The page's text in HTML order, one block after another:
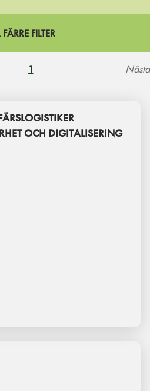
FILTER
1 Nästa
OCH DIGITALISERING